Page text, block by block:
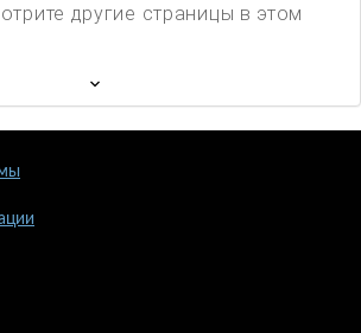
другие страницы в этом